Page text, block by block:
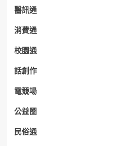
醫訊通
消費通
校園通
話創作
電競場
公益圈
民俗通